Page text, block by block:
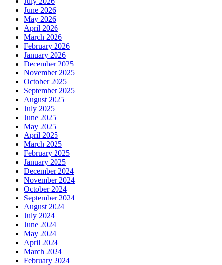
June 2026
May 2026
April 2026
March 2026
February 2026
January 2026
December 2025
November 2025
October 2025
September 2025
August 2025
July 2025
June 2025
May 2025
April 2025
March 2025
February 2025
January 2025
December 2024
November 2024
October 2024
September 2024
August 2024
July 2024
June 2024
May 2024
April 2024
March 2024
February 2024